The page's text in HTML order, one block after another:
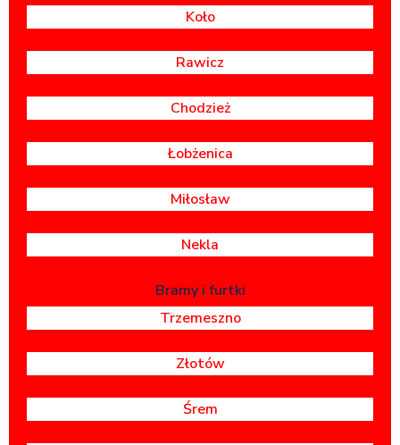
Koło
Rawicz
Chodzież
Łobżenica
Miłosław
Nekla
Bramy i furtki
Trzemeszno
Złotów
Śrem